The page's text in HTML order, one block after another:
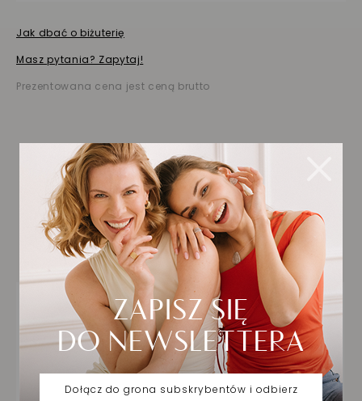
Jak dbać o biżuterię
Masz pytania? Zapytaj!
Prezentowana cena jest ceną brutto
Biżuteria wybrana dla
Ciebie